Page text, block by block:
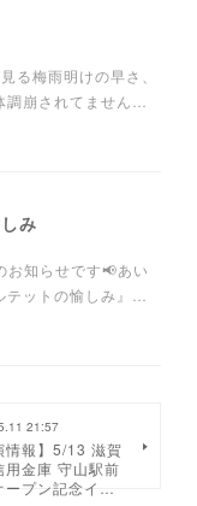
る梅雨明けの早さ、
崩されてません…
み
お知らせです📢あい
ットの愉しみ』…
21:57
情報】5/13 滋賀
用金庫 守山駅前
ープン記念イ…